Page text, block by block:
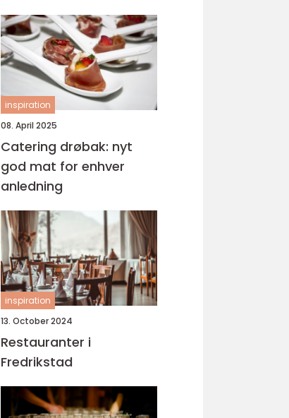
inspiration
08. April 2025
Catering drøbak: nyt
god mat for enhver
anledning
inspiration
13. October 2024
Restauranter i
Fredrikstad